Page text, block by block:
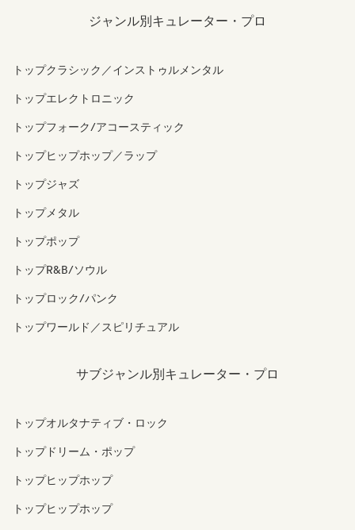
ジャンル別キュレーター・プロ
トップクラシック／インストゥルメンタル
トップエレクトロニック
トップフォーク/アコースティック
トップヒップホップ／ラップ
トップジャズ
トップメタル
トップポップ
トップR&B/ソウル
トップロック/パンク
トップワールド／スピリチュアル
サブジャンル別キュレーター・プロ
トップオルタナティブ・ロック
トップドリーム・ポップ
トップヒップホップ
トップヒップホップ